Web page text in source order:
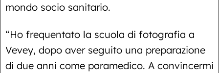
mondo socio sanitario.
“Ho frequentato la scuola di fotografia a
Vevey, dopo aver seguito una preparazione
di due anni come paramedico. A convincermi